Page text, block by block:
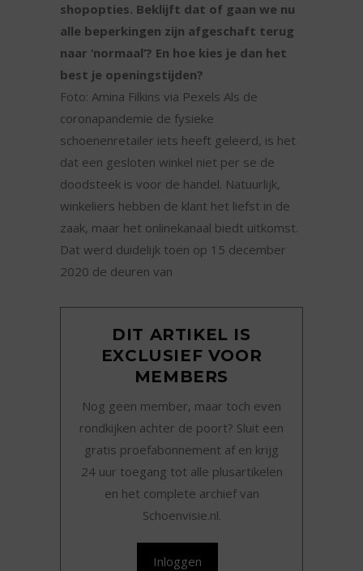
shopopties. Beklijft dat of gaan we nu
alle beperkingen zijn afgeschaft terug
naar ‘normaal’? En hoe kies je dan het
best je openingstijden?
Foto: Amina Filkins via Pexels Als de
coronapandemie de fysieke
schoenenretailer iets heeft geleerd, is het
dat een gesloten winkel niet per se de
doodsteek is voor de handel. Natuurlijk,
winkeliers hebben de klant het liefst in de
zaak, maar het onlinekanaal biedt uitkomst.
Dat werd duidelijk toen op 15 december
2020 de deuren van
DIT ARTIKEL IS
EXCLUSIEF VOOR
MEMBERS
Nog geen member, maar toch even
rondkijken achter de poort? Sluit een
gratis proefabonnement af en krijg
24 uur toegang tot alle plusartikelen
en het complete archief van
Schoenvisie.nl.
Inloggen